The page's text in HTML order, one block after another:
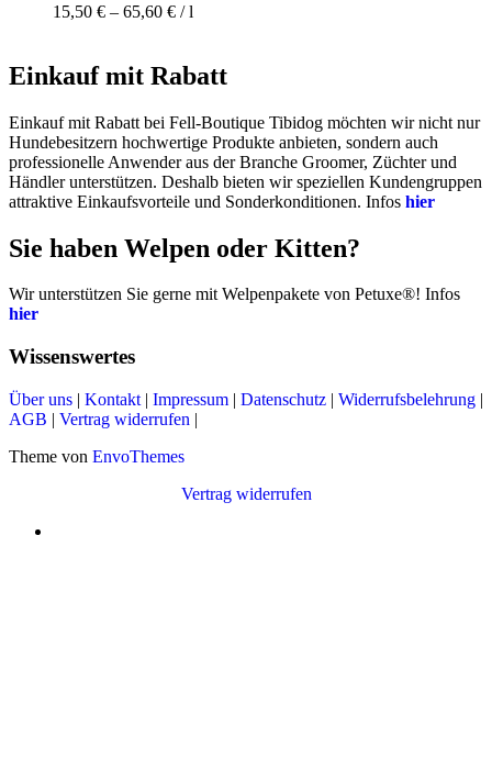
15,50 € – 65,60 € /l
Einkauf mit Rabatt
Einkauf mit Rabatt bei Fell-Boutique Tibidog möchten wir nicht nur
Hundebesitzern hochwertige Produkte anbieten, sondern auch
professionelle Anwender aus der Branche Groomer, Züchter und
Händler unterstützen. Deshalb bieten wir speziellen Kundengruppen
attraktive Einkaufsvorteile und Sonderkonditionen. Infos hier
Sie haben Welpen oder Kitten?
Wir unterstützen Sie gerne mit Welpenpakete von Petuxe®! Infos
hier
Wissenswertes
Über uns | Kontakt | Impressum | Datenschutz | Widerrufsbelehrung |
AGB | Vertrag widerrufen |
Theme von EnvoThemes
Vertrag widerrufen